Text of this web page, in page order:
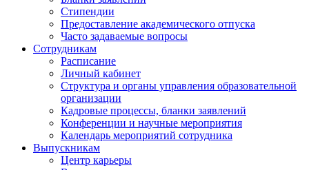
Стипендии
Предоставление академического отпуска
Часто задаваемые вопросы
Сотрудникам
Расписание
Личный кабинет
Структура и органы управления образовательной
организации
Кадровые процессы, бланки заявлений
Конференции и научные мероприятия
Календарь мероприятий сотрудника
Выпускникам
Центр карьеры